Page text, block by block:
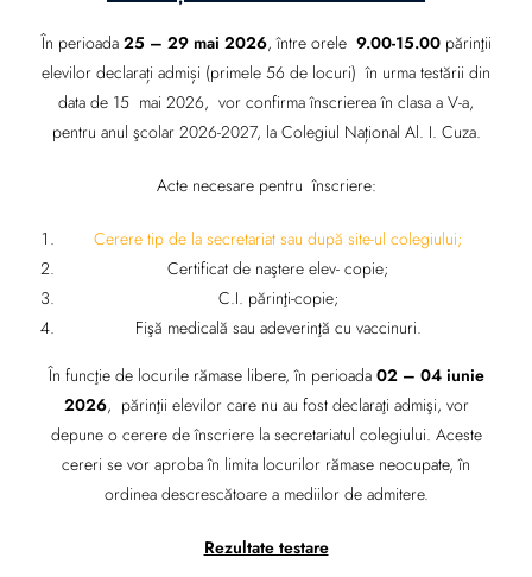
În perioada 25 – 29 mai 2026, între orele 9.00-15.00părinţii
elevilor declarați admiși (primele 56 de locuri) în urma testării din
data de 15 mai 2026, vor confirma înscrierea în clasa a V-a,
pentru anul şcolar 2026-2027, la Colegiul Național Al. I. Cuza.
Acte necesare pentru înscriere:
Cerere tip de la secretariat sau după site-ul colegiului;
Certificat de naştere elev- copie;
C.I. părinţi-copie;
Fişă medicală sau adeverinţă cu vaccinuri.
În funcţie de locurile rămase libere, în perioada 02 – 04 iunie
2026, părinţii elevilor care nu au fost declaraţi admişi, vor
depune o cerere de înscriere la secretariatul colegiului. Aceste
cereri se vor aproba în limita locurilor rămase neocupate, în
ordinea descrescătoare a mediilor de admitere.
Rezultate testare